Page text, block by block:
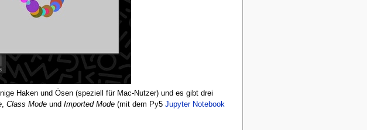
Haken und Ösen (speziell für Mac-Nutzer) und es gibt drei
, Class Modeund Imported Mode(mit dem Py5 Jupyter Notebook